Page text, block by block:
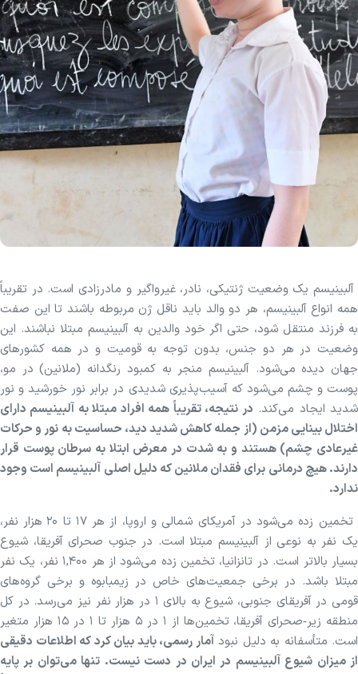
آلبینیسم یک وضعیت ژنتیکی، نادر، غیرواگیر و مادرزادی است. در تقریباً
همه انواع آلبینیسم، هر دو والد باید ناقل ژن مربوطه باشند تا این صفت
به فرزند منتقل شود، حتی اگر خود والدین به آلبینیسم مبتلا نباشند. این
وضعیت در هر دو جنس، بدون توجه به قومیت و در همه کشورهای
جهان دیده می‌شود. آلبینیسم منجر به کمبود رنگدانه (ملانین) در مو،
پوست و چشم می‌شود که آسیب‌پذیری شدیدی در برابر نور خورشید و نور
شدید ایجاد می‌کند. در نتیجه، تقریباً همه افراد مبتلا به آلبینیسم دارای
اختلال بینایی مزمن (از جمله کاهش شدید دید، حساسیت به نور و حرکات
غیرعادی چشم) هستند و به شدت در معرض ابتلا به سرطان پوست قرار
دارند. هیچ درمانی برای فقدان ملانین که دلیل اصلی آلبینیسم است وجود
ندارد.
تخمین زده می‌شود در آمریکای شمالی و اروپا، از هر ۱۷ تا ۲۰ هزار نفر،
یک نفر به نوعی از آلبینیسم مبتلا است. در جنوب صحرای آفریقا، شیوع
بسیار بالاتر است. در تانزانیا، تخمین زده می‌شود از هر ۱,۴۰۰ نفر، یک نفر
مبتلا باشد. در برخی جمعیت‌های خاص در زیمبابوه و برخی گروه‌های
قومی در آفریقای جنوبی، شیوع به بالای ۱ در هزار نفر نیز می‌رسد. در کل
منطقه زیر‑صحرای آفریقا، تخمین‌ها از ۱ در ۵ هزار تا ۱ در ۱۵ هزار متغیر
است. متأسفانه به دلیل نبودآمار رسمی، باید بیان کرد که اطلاعات دقیقی
از میزان شیوع آلبینیسم در ایران در دست نیست. تنها می‌توان بر پایه